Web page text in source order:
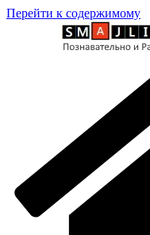
Перейти к содержимому